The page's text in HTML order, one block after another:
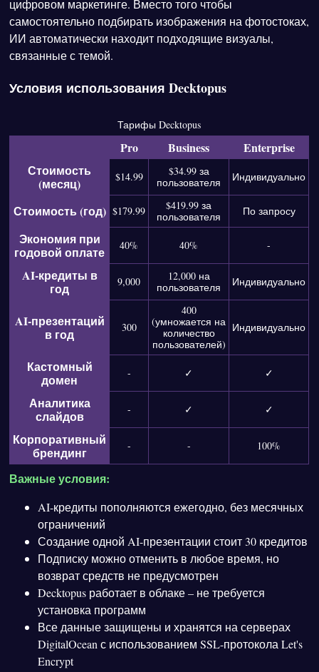
цифровом маркетинге. Вместо того чтобы
самостоятельно подбирать изображения на фотостоках,
ИИ автоматически находит подходящие визуалы,
связанные с темой.
Условия использования Decktopus
Тарифы Decktopus
Pro Business
Enterprise
Стоимость
(месяц)
$14.99
$34.99 за
пользователя
Индивидуально
Стоимость (год) $179.99
$419.99 за
пользователя
По запросу
Экономия при
годовой оплате
40% 40% -
AI-кредиты в
год
9,000
12,000 на
пользователя
Индивидуально
AI-презентаций
в год
300
400
(умножается на
количество
пользователей)
Индивидуально
Кастомный
домен
- ✓ ✓
Аналитика
слайдов
- ✓ ✓
Корпоративный
брендинг
- - 100%
Важные условия:
AI-кредиты пополняются ежегодно, без месячных
ограничений
Создание одной AI-презентации стоит 30 кредитов
Подписку можно отменить в любое время, но
возврат средств не предусмотрен
Decktopus работает в облаке – не требуется
установка программ
Все данные защищены и хранятся на серверах
DigitalOcean с использованием SSL-протокола Let's
Encrypt